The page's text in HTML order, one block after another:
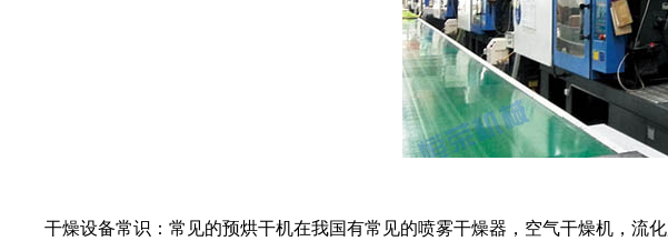
干燥设备常识：常见的预烘干机在我国有常见的喷雾干燥器，空气干燥机，流